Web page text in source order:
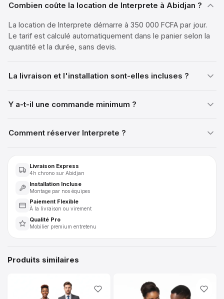
Combien coûte la location de Interprete à Abidjan ?
La location de Interprete démarre à 350 000 FCFA par jour.
Le tarif est calculé automatiquement dans le panier selon la
quantité et la durée, sans devis.
La livraison et l'installation sont-elles incluses ?
Y a-t-il une commande minimum ?
Comment réserver Interprete ?
Livraison Express
4h chrono sur Abidjan
Installation Incluse
Montage par nos équipes
Paiement Flexible
À la livraison ou virement
Qualité Pro
Mobilier premium entretenu
Produits similaires